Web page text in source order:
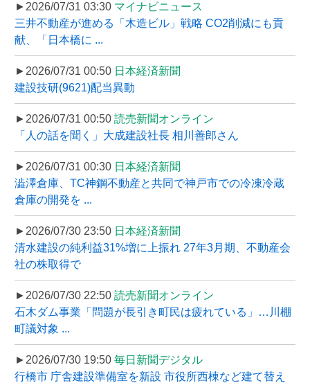
►2026/07/31 03:30 マイナビニュース
三井不動産が進める「木造ビル」戦略 CO2削減にも貢
献、「日本橋に ...
►2026/07/31 00:50 日本経済新聞
建設技研(9621)配当異動
►2026/07/31 00:50 読売新聞オンライン
「人の話を聞く」大成建設社長 相川善郎さん
►2026/07/31 00:30 日本経済新聞
澁澤倉庫、TC神鋼不動産と共同で神戸市での冷凍冷蔵
倉庫の開発を ...
►2026/07/30 23:50 日本経済新聞
清水建設の純利益31%増に上振れ 27年3月期、不動産会
社の株取得で
►2026/07/30 22:50 読売新聞オンライン
石木ダム事業「問題が長引き町民は疲れている」…川棚
町議対象 ...
►2026/07/30 19:50 毎日新聞デジタル
行橋市 庁舎建設準備室を新設 市役所西棟など建て替え